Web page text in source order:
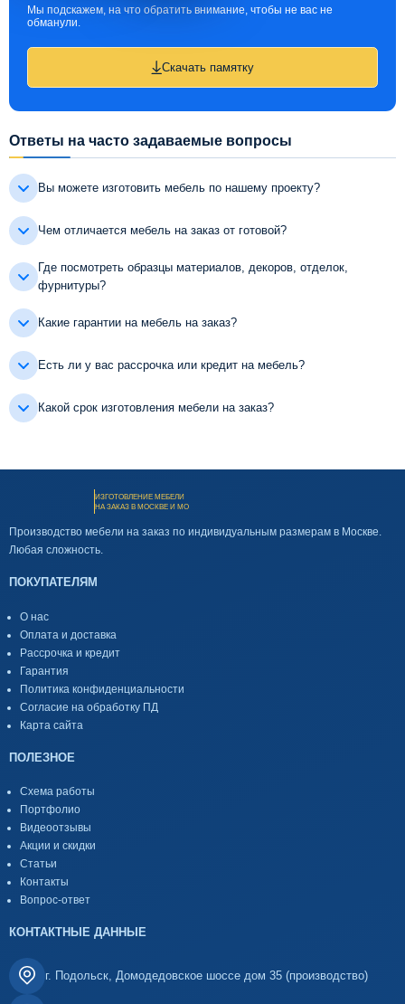
Мы подскажем, на что обратить внимание, чтобы не вас не
обманули.
Скачать памятку
Ответы на часто задаваемые вопросы
Вы можете изготовить мебель по нашему проекту?
Чем отличается мебель на заказ от готовой?
Где посмотреть образцы материалов, декоров, отделок,
фурнитуры?
Какие гарантии на мебель на заказ?
Есть ли у вас рассрочка или кредит на мебель?
Какой срок изготовления мебели на заказ?
ИЗГОТОВЛЕНИЕ МЕБЕЛИ
НА ЗАКАЗ В МОСКВЕ И МО
Производство мебели на заказ по индивидуальным размерам в Москве.
Любая сложность.
ПОКУПАТЕЛЯМ
О нас
Оплата и доставка
Рассрочка и кредит
Гарантия
Политика конфиденциальности
Согласие на обработку ПД
Карта сайта
ПОЛЕЗНОЕ
Схема работы
Портфолио
Видеоотзывы
Акции и скидки
Статьи
Контакты
Вопрос-ответ
КОНТАКТНЫЕ ДАННЫЕ
г. Подольск, Домодедовское шоссе дом 35 (производство)